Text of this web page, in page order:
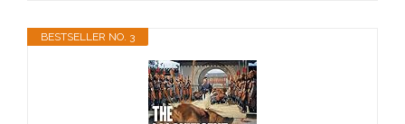
BESTSELLER NO. 3